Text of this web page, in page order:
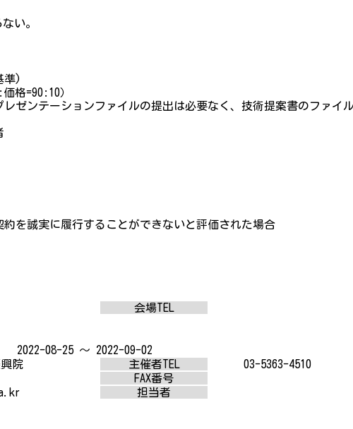
い。
準)
格=90:10）
ゼンテーションファイルの提出は必要なく、技術提案書のファイ
を誠実に履行することができないと評価された場合
会場TEL
2022-08-25 ～ 2022-09-02
院 主催者TEL
03-5363-4510
FAX番号
担当者